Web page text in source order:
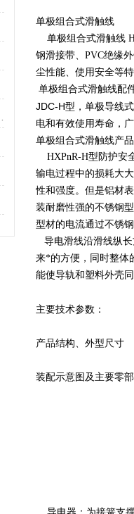
单极组合式滑触线
单极组合式滑触线
钢滑接带、PVC绝缘
尘性能、使用安全等
单极组合式滑触线配
JDC-H型，单极导线
电和有效使用寿命，
单极组合式滑触线产
HXPnR-H型防护安
输电过程中的损耗大
性和强度。但是铝材
装耐磨性强的不锈钢
型材的电流通过不锈
导电滑线沿滑线纵长
来*的方便，同时整体
能使导轨和塑料外壳
主要技术参数：
产品结构、外型尺寸
装配示意图及主要零